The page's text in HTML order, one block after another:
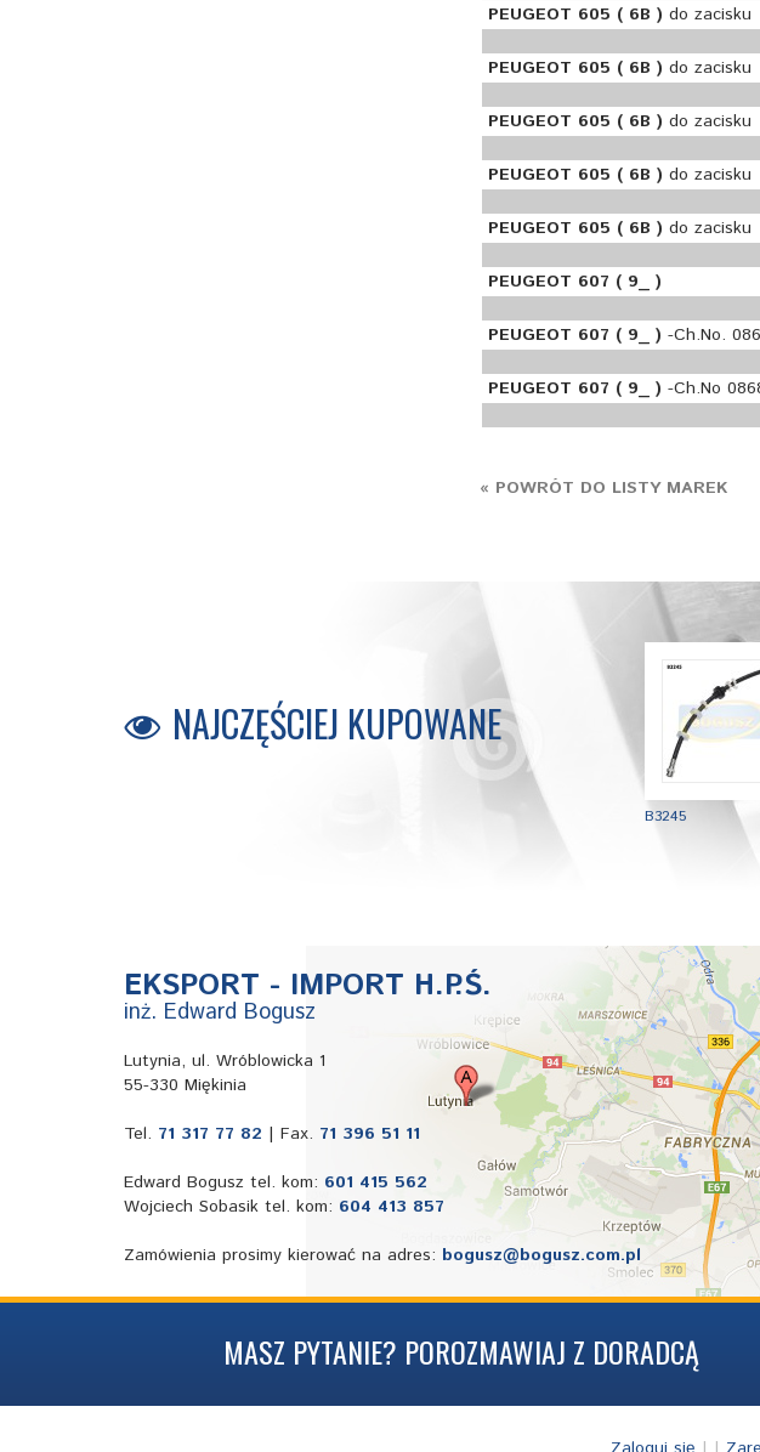
PEUGEOT 605 ( 6B ) do zacisku
PEUGEOT 605 ( 6B ) do zacisku
PEUGEOT 605 ( 6B ) do zacisku
PEUGEOT 605 ( 6B ) do zacisku
PEUGEOT 605 ( 6B ) do zacisku
PEUGEOT 607 ( 9_ )
PEUGEOT 607 ( 9_ ) -Ch.No.
PEUGEOT 607 ( 9_ ) -Ch.No
« POWRÓT DO LISTY MAREK
NAJCZĘŚCIEJ KUPOWANE
B3245
EKSPORT - IMPORT H.P.Ś.
inż. Edward Bogusz
Lutynia, ul. Wróblowicka 1
55-330 Miękinia
Tel. 71 317 77 82 | Fax. 71 396 51 11
Edward Bogusz tel. kom: 601 415 562
Wojciech Sobasik tel. kom: 604 413 857
Zamówienia prosimy kierować na adres: bogusz@bogusz.com.pl
MASZ PYTANIE? POROZMAWIAJ Z DORADCĄ